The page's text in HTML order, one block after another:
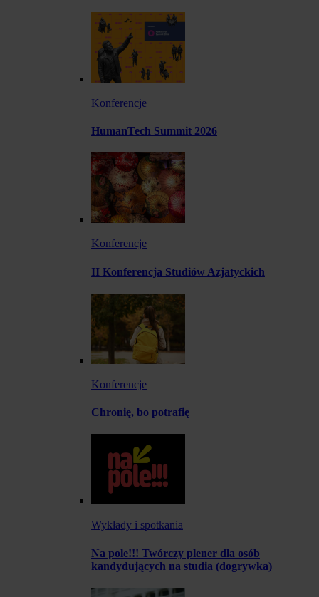
Konferencje
HumanTech Summit 2026
Konferencje
II Konferencja Studiów Azjatyckich
Konferencje
Chronię, bo potrafię
Wykłady i spotkania
Na pole!!! Twórczy plener dla osób
kandydujących na studia (dogrywka)